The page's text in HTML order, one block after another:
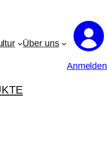
Über uns
Anmelden